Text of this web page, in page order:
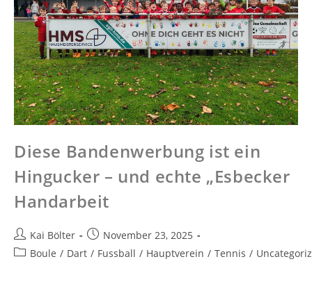
Diese Bandenwerbung ist ein
Hingucker – und echte „Esbecker
Handarbeit
Kai Bölter
November 23, 2025
Boule / Dart / Fussball / Hauptverein / Tennis /